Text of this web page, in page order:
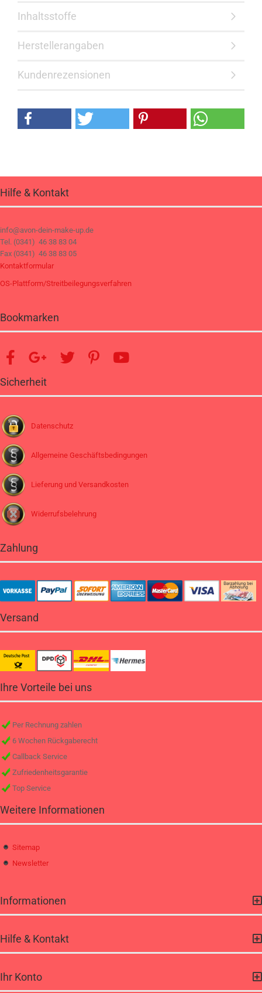
Inhaltsstoffe
Herstellerangaben
Kundenrezensionen
Hilfe & Kontakt
info@avon-dein-make-up.de
Tel. (0341) 46 38 83 04
Fax (0341) 46 38 83 05
Kontaktformular
OS-Plattform/Streitbeilegungsverfahren
Bookmarken
Sicherheit
Datenschutz
Allgemeine Geschäftsbedingungen
Lieferung und Versandkosten
Widerrufsbelehrung
Zahlung
Versand
Ihre Vorteile bei uns
Per Rechnung zahlen
6 Wochen Rückgaberecht
Callback Service
Zufriedenheitsgarantie
Top Service
Weitere Informationen
Sitemap
Newsletter
Informationen
Hilfe & Kontakt
Ihr Konto